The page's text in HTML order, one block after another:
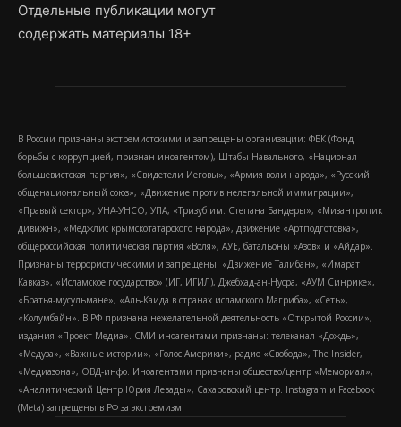
Отдельные публикации могут
содержать материалы 18+
В России признаны экстремистскими и запрещены организации: ФБК (Фонд
борьбы с коррупцией, признан иноагентом), Штабы Навального, «Национал-
большевистская партия», «Свидетели Иеговы», «Армия воли народа», «Русский
общенациональный союз», «Движение против нелегальной иммиграции»,
«Правый сектор», УНА-УНСО, УПА, «Тризуб им. Степана Бандеры», «Мизантропик
дивижн», «Меджлис крымскотатарского народа», движение «Артподготовка»,
общероссийская политическая партия «Воля», АУЕ, батальоны «Азов» и «Айдар».
Признаны террористическими и запрещены: «Движение Талибан», «Имарат
Кавказ», «Исламское государство» (ИГ, ИГИЛ), Джебхад-ан-Нусра, «АУМ Синрике»,
«Братья-мусульмане», «Аль-Каида в странах исламского Магриба», «Сеть»,
«Колумбайн». В РФ признана нежелательной деятельность «Открытой России»,
издания «Проект Медиа». СМИ-иноагентами признаны: телеканал «Дождь»,
«Медуза», «Важные истории», «Голос Америки», радио «Свобода», The Insider,
«Медиазона», ОВД-инфо. Иноагентами признаны общество/центр «Мемориал»,
«Аналитический Центр Юрия Левады», Сахаровский центр. Instagram и Facebook
(Metа) запрещены в РФ за экстремизм.